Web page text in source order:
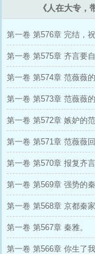
《人在大专
第一卷 第576章 完结，
第一卷 第575章 齐言要
第一卷 第574章 范薇薇的
第一卷 第573章 范薇薇
第一卷 第572章 嫉妒的范
第一卷 第571章 范薇薇回
第一卷 第570章 报复齐
第一卷 第569章 强势的
第一卷 第568章 京都秦
第一卷 第567章 秦雅。
第一卷 第566章 你生了